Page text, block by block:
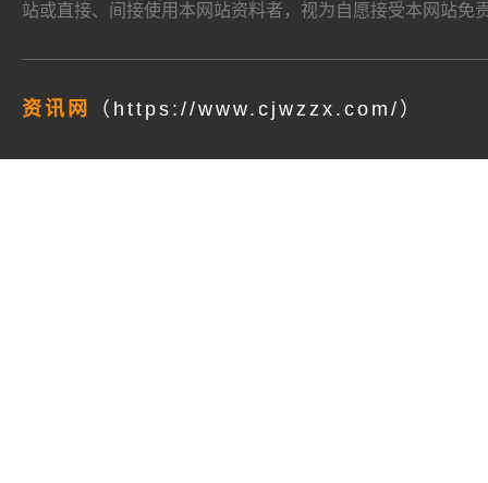
站或直接、间接使用本网站资料者，视为自愿接受本网站免
资讯网 （https://www.cjwzzx.com/）